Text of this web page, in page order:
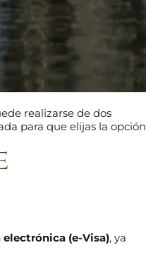
realizarse de dos
para que elijas la opción
electrónica (e-Visa), ya